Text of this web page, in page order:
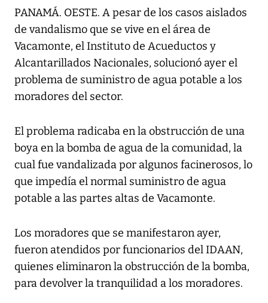
PANAMÁ. OESTE. A pesar de los casos aislados
de vandalismo que se vive en el área de
Vacamonte, el Instituto de Acueductos y
Alcantarillados Nacionales, solucionó ayer el
problema de suministro de agua potable a los
moradores del sector.
El problema radicaba en la obstrucción de una
boya en la bomba de agua de la comunidad, la
cual fue vandalizada por algunos facinerosos, lo
que impedía el normal suministro de agua
potable a las partes altas de Vacamonte.
Los moradores que se manifestaron ayer,
fueron atendidos por funcionarios del IDAAN,
quienes eliminaron la obstrucción de la bomba,
para devolver la tranquilidad a los moradores.